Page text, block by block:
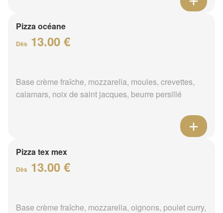
Pizza océane
Dès 13.00 €
Base crème fraîche, mozzarella, moules, crevettes,
calamars, noix de saint jacques, beurre persillé
Pizza tex mex
Dès 13.00 €
Base crème fraîche, mozzarella, oignons, poulet curry,